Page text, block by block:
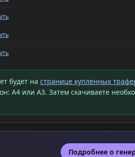
будет на странице купленных
A4 или A3. Затем скачиваете
Подробнее о